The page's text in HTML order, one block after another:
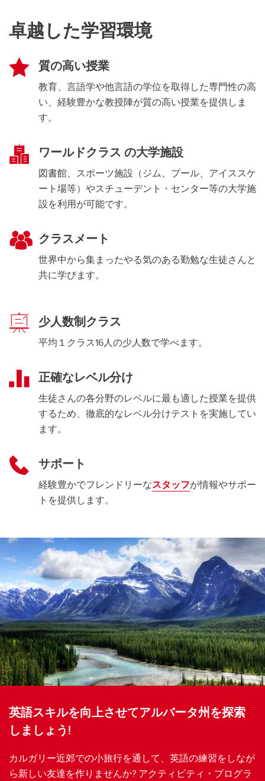
卓越した学習環境
質の高い授業
教育、言語学や他言語の学位を取得した専門性の高
い、経験豊かな教授陣が質の高い授業を提供しま
す。
ワールドクラス の大学施設
図書館、スポーツ施設（ジム、プール、アイススケ
ート場等）やスチューデント・センター等の大学施
設を利用が可能です。
クラスメート
世界中から集まったやる気のある勤勉な生徒さんと
共に学びます。
少人数制クラス
平均１クラス16人の少人数で学べます。
正確なレベル分け
生徒さんの各分野のレベルに最も適した授業を提供
するため、徹底的なレベル分けテストを実施してい
ます。
サポート
経験豊かでフレンドリーなスタッフが情報やサポー
トを提供します。
英語スキルを向上させてアルバータ州を探索
しましょう!
カルガリー近郊での小旅行を通して、英語の練習をしなが
ら新しい友達を作りませんか? アクティビティ・プログラ